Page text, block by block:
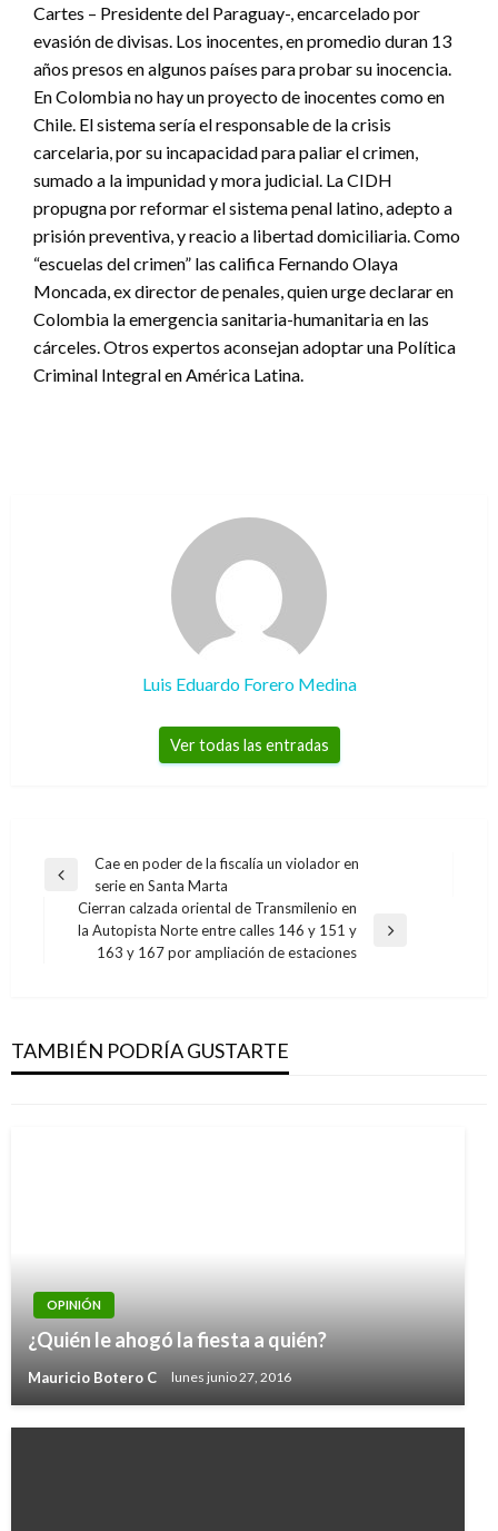
Cartes – Presidente del Paraguay-, encarcelado por
evasión de divisas. Los inocentes, en promedio duran 13
años presos en algunos países para probar su inocencia.
En Colombia no hay un proyecto de inocentes como en
Chile. El sistema sería el responsable de la crisis
carcelaria, por su incapacidad para paliar el crimen,
sumado a la impunidad y mora judicial. La CIDH
propugna por reformar el sistema penal latino, adepto a
prisión preventiva, y reacio a libertad domiciliaria. Como
“escuelas del crimen” las califica Fernando Olaya
Moncada, ex director de penales, quien urge declarar en
Colombia la emergencia sanitaria-humanitaria en las
cárceles. Otros expertos aconsejan adoptar una Política
Criminal Integral en América Latina.
Luis Eduardo Forero Medina
Ver todas las entradas
Navegación
entradas
Entrada
anterior
Cae en poder de la fiscalía un violador en
serie en Santa Marta
Entrada
siguiente
Cierran calzada oriental de Transmilenio en
la Autopista Norte entre calles 146 y 151 y
163 y 167 por ampliación de estaciones
TAMBIÉN PODRÍA GUSTARTE
La lectura como política pública cultural
Juan David Escobar Cubides jueves abril 4, 2019
OPINIÓN
¿Quién le ahogó la fiesta a quién?
Mauricio Botero C lunes junio 27, 2016